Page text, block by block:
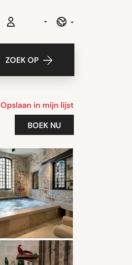
ZOEK OP
Opslaan in mijn lijst
BOEK NU